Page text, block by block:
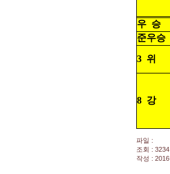
우 승
준우승
3 위
8 강
파일 :
조회 : 3234
작성 :